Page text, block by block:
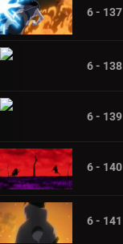
6 - 137
6 - 138
6 - 139
6 - 140
6 - 141